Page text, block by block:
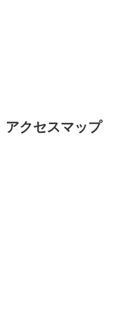
アクセスマップ